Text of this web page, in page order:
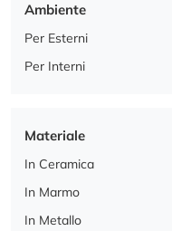
Ambiente
Per Esterni
Per Interni
Materiale
In Ceramica
In Marmo
In Metallo